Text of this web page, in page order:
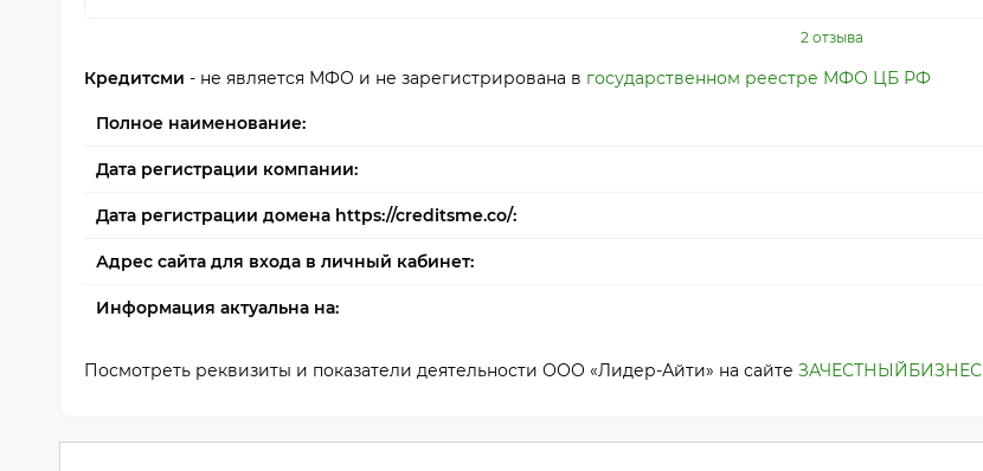
2 отзыва
Кредитсми - не является МФО и не зарегистрирована в государственном реестре МФО ЦБ РФ
Полное наименование:
Дата регистрации компании:
Дата регистрации домена https://creditsme.co/:
Адрес сайта для входа в личный кабинет:
Информация актуальна на:
Посмотреть реквизиты и показатели деятельности ООО «Лидер-Айти» на сайте ЗАЧЕСТНЫЙБИЗНЕС